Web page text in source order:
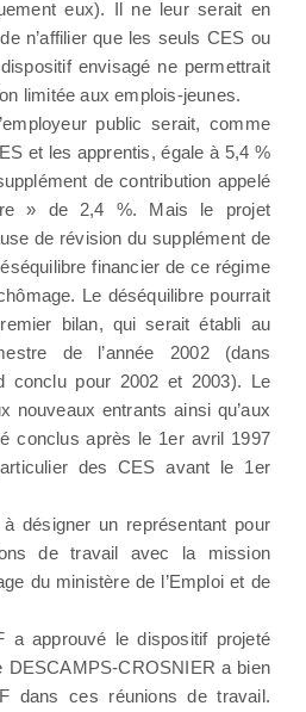
eux). Il ne leur serait en
n’affilier que les seuls CES ou
envisagé ne permettrait
limitée aux emplois-jeunes.
public serait, comme
et les apprentis, égale à 5,4 %
de contribution appelé
» de 2,4 %. Mais le projet
de révision du supplément de
financier de ce régime
Le déséquilibre pourrait
bilan, qui serait établi au
de l’année 2002 (dans
conclu pour 2002 et 2003). Le
nouveaux entrants ainsi qu’aux
conclus après le 1er avril 1997
des CES avant le 1er
désigner un représentant pour
de travail avec la mission
du ministère de l’Emploi et de
a approuvé le dispositif projeté
DESCAMPS-CROSNIER a bien
dans ces réunions de travail.